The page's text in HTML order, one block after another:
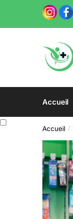
navigation
content
Accueil
Accueil /